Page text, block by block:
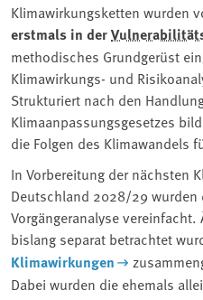
Klimawirkungsketten wurden
erstmals in der
methodisches Grundgerüst
Klimawirkungs- und
Strukturiert nach den
Klimaanpassungsgesetzes
die Folgen des Klimawandels
In Vorbereitung der nächsten
Deutschland 2028/29
Vorgängeranalyse
bislang separat betrachtet
Klimawirkungen
Dabei wurden die ehemals